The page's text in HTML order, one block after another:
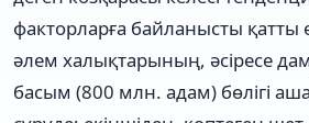
факторларға байланысты қатты
әлем халықтарының, әсіресе
басым (800 млн. адам) бөлігі